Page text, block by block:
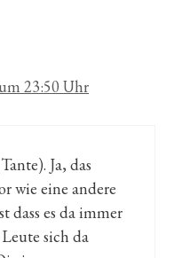
23:50 Uhr
Ja, das
wie eine andere
dass es da immer
sich da